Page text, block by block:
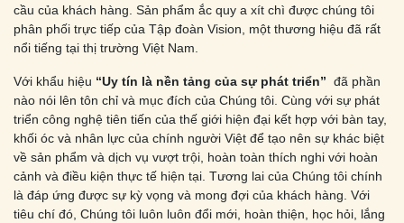
cầu của khách hàng. Sản phẩm ắc quy a xít chì được chúng tôi
phân phối trực tiếp của Tập đoàn Vision, một thương hiệu đã rất
nổi tiếng tại thị trường Việt Nam.
Với khẩu hiệu “Uy tín là nền tảng của sự phát triển” đã phần
nào nói lên tôn chỉ và mục đích của Chúng tôi. Cùng với sự phát
triển công nghệ tiên tiến của thế giới hiện đại kết hợp với bàn tay,
khối óc và nhân lực của chính người Việt để tạo nên sự khác biệt
về sản phẩm và dịch vụ vượt trội, hoàn toàn thích nghi với hoàn
cảnh và điều kiện thực tế hiện tại. Tương lai của Chúng tôi chính
là đáp ứng được sự kỳ vọng và mong đợi của khách hàng. Với
tiêu chí đó, Chúng tôi luôn luôn đổi mới, hoàn thiện, học hỏi, lắng